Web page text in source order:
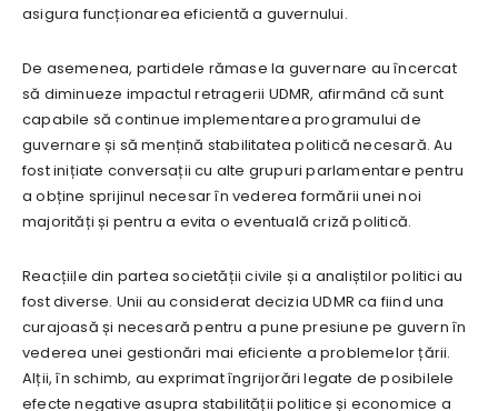
asigura funcționarea eficientă a guvernului.
De asemenea, partidele rămase la guvernare au încercat
să diminueze impactul retragerii UDMR, afirmând că sunt
capabile să continue implementarea programului de
guvernare și să mențină stabilitatea politică necesară. Au
fost inițiate conversații cu alte grupuri parlamentare pentru
a obține sprijinul necesar în vederea formării unei noi
majorități și pentru a evita o eventuală criză politică.
Reacțiile din partea societății civile și a analiștilor politici au
fost diverse. Unii au considerat decizia UDMR ca fiind una
curajoasă și necesară pentru a pune presiune pe guvern în
vederea unei gestionări mai eficiente a problemelor țării.
Alții, în schimb, au exprimat îngrijorări legate de posibilele
efecte negative asupra stabilității politice și economice a